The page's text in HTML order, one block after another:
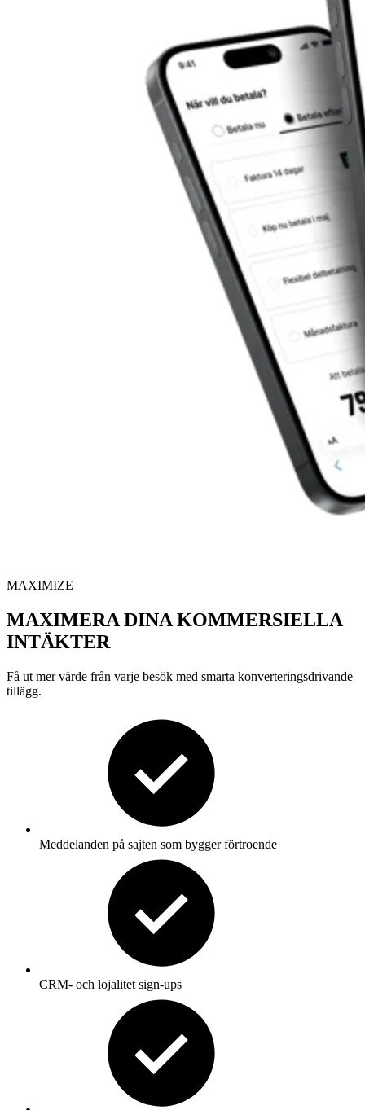
MAXIMIZE
MAXIMERA DINA KOMMERSIELLA
INTÄKTER
Få ut mer värde från varje besök med smarta konverteringsdrivande
tillägg.
Meddelanden på sajten som bygger förtroende
CRM- och lojalitet sign-ups